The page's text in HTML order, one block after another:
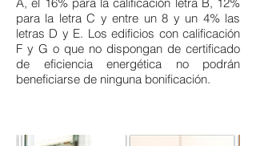
para la letra C y entre un 8 y un 4% las
letras D y E. Los edificios con calificación
F y G o que no dispongan de certificado
de eficiencia energética no podrán
beneficiarse de ninguna bonificación.